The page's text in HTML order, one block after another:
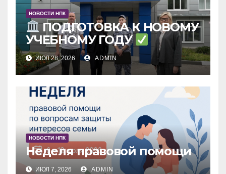
НОВОСТИ НПК
ПОДГОТОВКА К НОВОМУ
УЧЕБНОМУ ГОДУ
ИЮЛ 28, 2026 ADMIN
НОВОСТИ НПК
Неделя правовой помощи
ИЮЛ 7, 2026 ADMIN